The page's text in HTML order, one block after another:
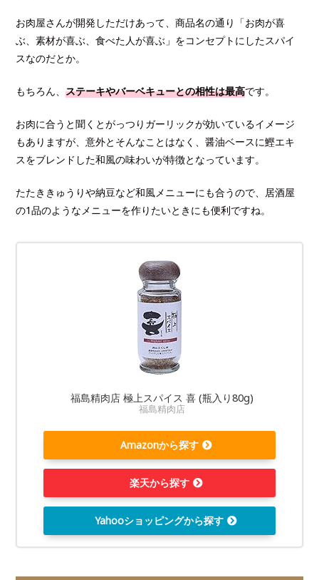
お肉屋さんが開発しただけあって、商品名の通り「お肉が喜
ぶ、素材が喜ぶ、食べた人が喜ぶ」をコンセプトにしたスパイ
スなのだとか。
もちろん、ステーキやバーベキューとの相性は最高です。
お肉に合うと聞くとがっつりガーリックが効いているイメージ
もありますが、意外とそんなことはなく、醤油ベースに鰹エキ
スをブレンドした和風の味わいが特徴となっています。
たたききゅうりや納豆など和風メニューにも合うので、居酒屋
の1品のようなメニューを作りたいときにも便利ですね。
福島精肉店 極上スパイス 喜 (瓶入り80g)
福島精肉店
Amazonから探す
楽天から探す
Yahooショッピングから探す